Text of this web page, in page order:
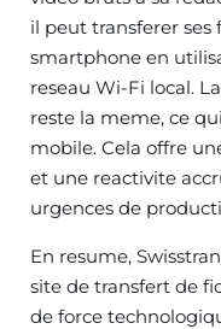
il peut transferer
smartphone en
reseau Wi-Fi local.
reste la meme, ce
mobile. Cela offre
et une reactivite
urgences de
En resume,
site de transfert de
de force